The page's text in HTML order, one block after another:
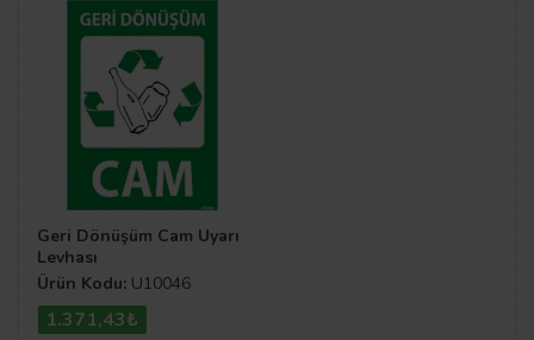
Geri Dönüşüm Cam Uyarı
Levhası
Ürün Kodu: U10046
1.371,43₺